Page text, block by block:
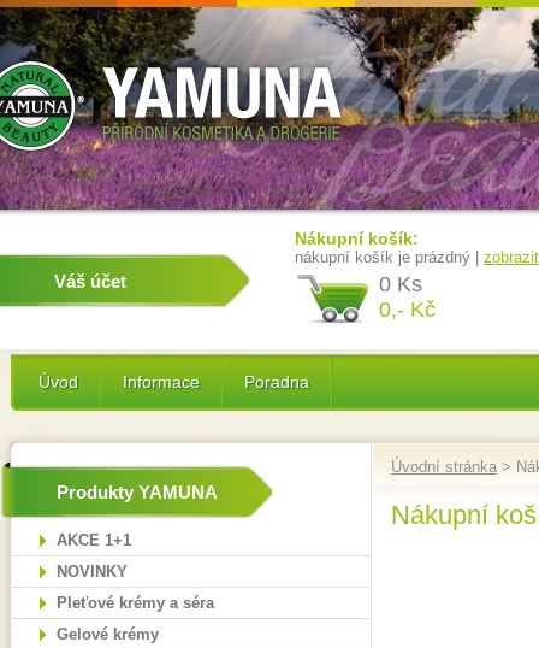
Váš účet
Nákupní košík:
nákupní košík je prázdný |
0 Ks
0,- Kč
Úvod Informace Poradna
Produkty YAMUNA
AKCE 1+1
NOVINKY
Pleťové krémy a séra
Gelové krémy
Úvodní stránka >
Nákupní